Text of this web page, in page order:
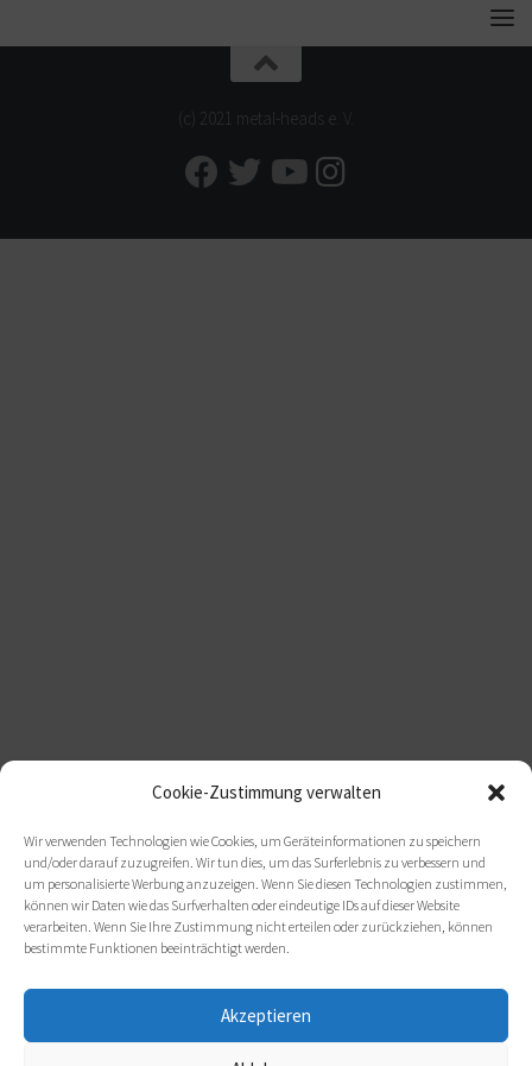
Cookie-Zustimmung verwalten
Wir verwenden Technologien wie Cookies, um Geräteinformationen zu speichern
und/oder darauf zuzugreifen. Wir tun dies, um das Surferlebnis zu verbessern und
um personalisierte Werbung anzuzeigen. Wenn Sie diesen Technologien zustimmen,
können wir Daten wie das Surfverhalten oder eindeutige IDs auf dieser Website
verarbeiten. Wenn Sie Ihre Zustimmung nicht erteilen oder zurückziehen, können
bestimmte Funktionen beeinträchtigt werden.
Akzeptieren
(c) 2021 metal-heads e. V.